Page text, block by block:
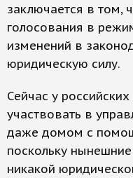
заключается в том,
голосования в
изменений в
юридическую силу.
Сейчас у
участвовать в
даже домом с
поскольку
никакой